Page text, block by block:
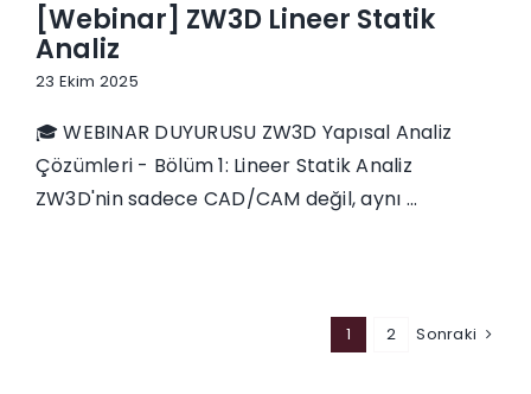
[Webinar] ZW3D Lineer Statik
Analiz
23 Ekim 2025
🎓 WEBINAR DUYURUSU ZW3D Yapısal Analiz
Çözümleri - Bölüm 1: Lineer Statik Analiz
ZW3D'nin sadece CAD/CAM değil, aynı ...
1 2 Sonraki